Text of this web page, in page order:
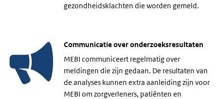
gezondheidsklachten die worden gemeld.
Communicatie over onderzoeksresultaten
MEBI communiceert regelmatig over
meldingen die zijn gedaan. De resultaten van
de analyses kunnen extra aanleiding zijn voor
MEBI om zorgverleners, patiënten en